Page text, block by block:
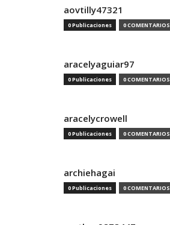
aovtilly47321
0 Publicaciones 0 COMENTARIOS
aracelyaguiar97
0 Publicaciones 0 COMENTARIOS
aracelycrowell
0 Publicaciones 0 COMENTARIOS
archiehagai
0 Publicaciones 0 COMENTARIOS